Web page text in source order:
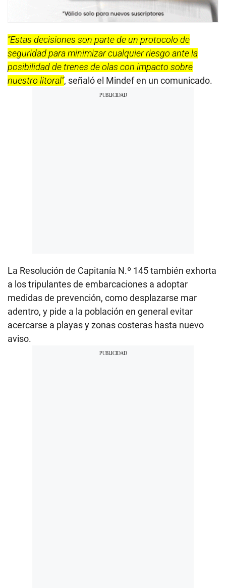
“Estas decisiones son parte de un protocolo de
seguridad para minimizar cualquier riesgo ante la
posibilidad de trenes de olas con impacto sobre
nuestro litoral”, señaló el Mindef en un comunicado.
La Resolución de Capitanía N.º 145 también exhorta
a los tripulantes de embarcaciones a adoptar
medidas de prevención, como desplazarse mar
adentro, y pide a la población en general evitar
acercarse a playas y zonas costeras hasta nuevo
aviso.